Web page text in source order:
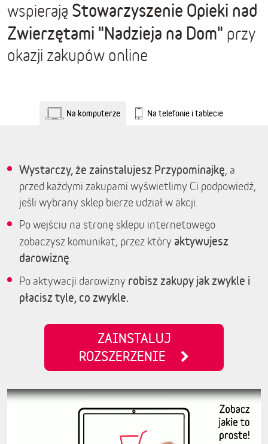
wspierają Stowarzyszenie Opieki nad
Zwierzętami "Nadzieja na Dom" przy
okazji zakupów online
Na komputerze Na telefonie i tablecie
Wystarczy, że zainstalujesz Przypominajkę, a
przed każdymi zakupami wyświetlimy Ci podpowiedź,
jeśli wybrany sklep bierze udział w akcji.
Po wejściu na stronę sklepu internetowego
zobaczysz komunikat, przez który aktywujesz
darowiznę
Po aktywacji darowizny robisz zakupy jak zwykle i
płacisz tyle, co zwykle.
ZAINSTALUJ
ROZSZERZENIE